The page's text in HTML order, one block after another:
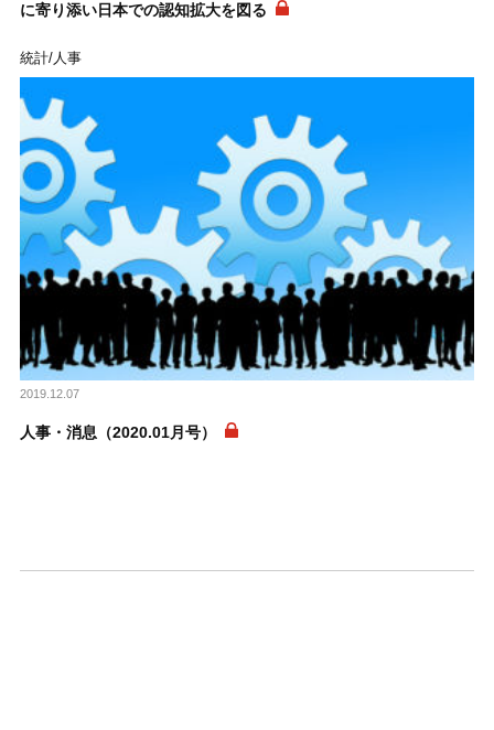
に寄り添い日本での認知拡大を図る
統計/人事
2019.12.07
人事・消息（2020.01月号）